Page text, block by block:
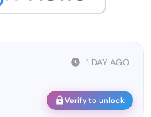
1 DAY AGO
Verify to unlock